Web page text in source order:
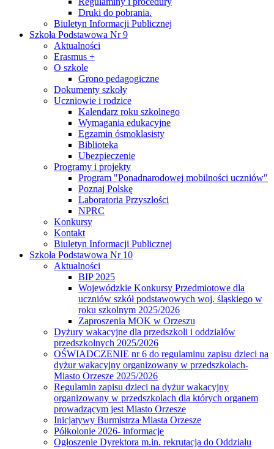
Druki do pobrania.
Biuletyn Informacji Publicznej
Szkoła Podstawowa Nr 9
Aktualności
Erasmus +
O szkole
Grono pedagogiczne
Dokumenty szkoły
Uczniowie i rodzice
Kalendarz roku szkolnego
Wymagania edukacyjne
Egzamin ósmoklasisty
Biblioteka
Ubezpieczenie
Programy i projekty
Program "Ponadnarodowej mobilności uczniów"
Poznaj Polskę
Laboratoria Przyszłości
NPRC
Konkursy
Kontakt
Biuletyn Informacji Publicznej
Szkoła Podstawowa Nr 10
Aktualności
BIP 2025
Wojewódzkie Konkursy Przedmiotowe dla
uczniów szkół podstawowych woj. śląskiego w
roku szkolnym 2025/2026
Zaproszenia MOK w Orzeszu
Dyżury wakacyjne dla przedszkoli i oddziałów
przedszkolnych 2025/2026
OŚWIADCZENIE nr 6 do regulaminu zapisu dzieci na
dyżur wakacyjny organizowany w przedszkolach-
Miasto Orzesze 2025/2026
Regulamin zapisu dzieci na dyżur wakacyjny
organizowany w przedszkolach dla których organem
prowadzącym jest Miasto Orzesze
Inicjatywy Burmistrza Miasta Orzesze
Półkolonie 2026- informacje
Ogłoszenie Dyrektora m.in. rekrutacja do Oddziału